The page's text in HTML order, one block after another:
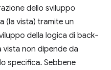
dello sviluppo
(la vista) tramite un
della logica di back-
vista non dipende da
specifica. Sebbene